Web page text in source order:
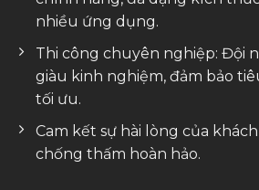
nhiều ứng dụng.
Thi công chuyên nghiệp: Đội
giàu kinh nghiệm, đảm bảo
tối ưu.
Cam kết sự hài lòng của
chống thấm hoàn hảo.